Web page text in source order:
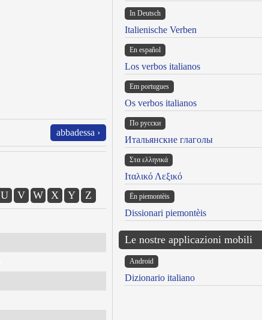
abbadessa ›
U V W X Y Z
In Deutsch
Italienische Verben
En español
Los verbos italianos
Em portugues
Os verbos italianos
По русски
Итальянские глаголы
Στα ελληνικά
Ιταλικό Λεξικό
Ën piemontèis
Dissionari piemontèis
Le nostre applicazioni mobili
Android
Dizionario italiano